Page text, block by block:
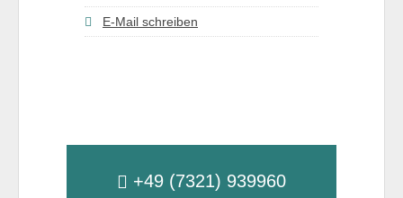
E-Mail schreiben
+49 (7321) 939960